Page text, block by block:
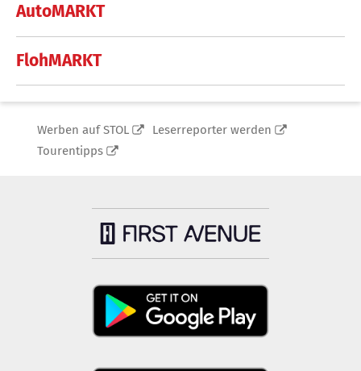
AutoMARKT
FlohMARKT
Werben auf STOL
Leserreporter werden
Tourentipps